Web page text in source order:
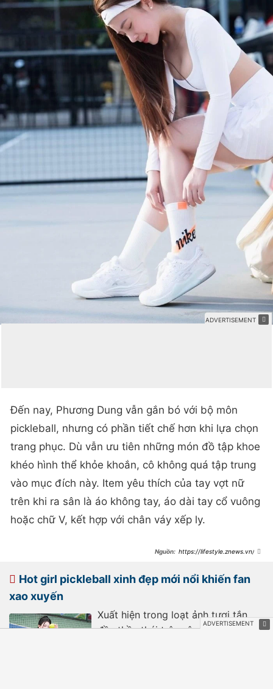
Đến nay, Phương Dung vẫn gắn bó với bộ môn
pickleball, nhưng có phần tiết chế hơn khi lựa chọn
trang phục. Dù vẫn ưu tiên những món đồ tập khoe
khéo hình thể khỏe khoắn, cô không quá tập trung
vào mục đích này. Item yêu thích của tay vợt nữ
trên khi ra sân là áo không tay, áo dài tay cổ vuông
hoặc chữ V, kết hợp với chân váy xếp ly.
https://lifestyle.znews.vn/ho
post1572722.html
Hot girl pickleball xinh đẹp mới nổi khiến fan
xao xuyến
Xuất hiện trong loạt ảnh tươi tắn,
đầy thần thái trên sân pickleball,